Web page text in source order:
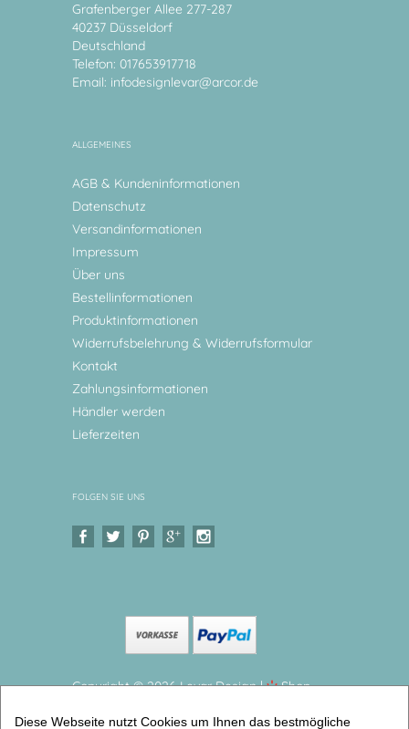
Grafenberger Allee 277-287
40237 Düsseldorf
Deutschland
Telefon: 017653917718
Email: infodesignlevar@arcor.de
ALLGEMEINES
AGB & Kundeninformationen
Datenschutz
Versandinformationen
Impressum
Über uns
Bestellinformationen
Produktinformationen
Widerrufsbelehrung & Widerrufsformular
Kontakt
Zahlungsinformationen
Händler werden
Lieferzeiten
FOLGEN SIE UNS
Copyright © 2026 Levar Design |
Shop
Kinder Geschirr Set Unterwasserwelt Kinderteller,
Diese Webseite nutzt Cookies um Ihnen das bestmögliche